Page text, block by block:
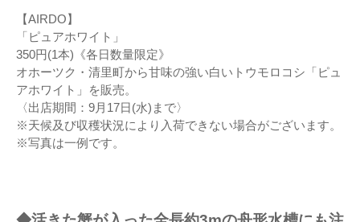
【AIRDO】
「ピュアホワイト」
350円(1本)《各日数量限定》
オホーツク・清里町から甘味の強い白いトウモロコシ「ピュ
アホワイト」を販売。
〈出店期間：9月17日(水)まで〉
※天候及び収穫状況により入荷できない場合がございます。
※写真は一例です。